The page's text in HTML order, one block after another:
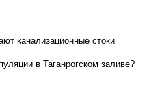
канализационные стоки
в Таганрогском заливе?